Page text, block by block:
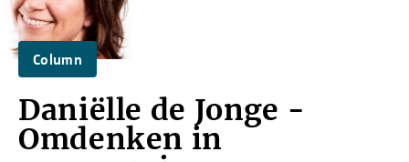
Column
Daniëlle de Jonge -
Omdenken in